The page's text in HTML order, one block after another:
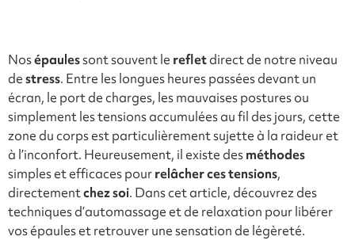
Nosépaulessont souvent le refletdirect de notre niveau
destress. Entre les longues heures passées devant un
écran, le port de charges, les mauvaises postures ou
simplement les tensions accumulées au fil des jours, cette
zone du corps est particulièrement sujette à la raideur et
à l’inconfort. Heureusement, il existe desméthodes
simples et efficaces pourrelâcher ces tensions,
directementchez soi. Dans cet article, découvrez des
techniques d’automassage et de relaxation pour libérer
vos épaules et retrouver une sensation de légèreté.